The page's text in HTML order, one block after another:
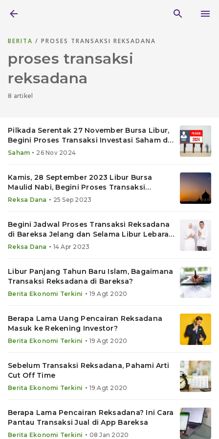
BERITA / PROSES TRANSAKSI REKSADANA
proses transaksi
reksadana
8 artikel
Pilkada Serentak 27 November Bursa Libur,
Begini Proses Transaksi Investasi Saham dan
Reksadana
Saham • 26 Nov 2024
Kamis, 28 September 2023 Libur Bursa
Maulid Nabi, Begini Proses Transaksi
Reksadana di Bareksa
Reksa Dana • 25 Sep 2023
Begini Jadwal Proses Transaksi Reksadana
di Bareksa Jelang dan Selama Libur Lebaran
2023
Reksa Dana • 14 Apr 2023
Libur Panjang Tahun Baru Islam, Bagaimana
Transaksi Reksadana di Bareksa?
Berita Ekonomi Terkini • 19 Agt 2020
Berapa Lama Uang Pencairan Reksadana
Masuk ke Rekening Investor?
Berita Ekonomi Terkini • 19 Agt 2020
Sebelum Transaksi Reksadana, Pahami Arti
Cut Off Time
Berita Ekonomi Terkini • 19 Agt 2020
Berapa Lama Pencairan Reksadana? Ini Cara
Pantau Transaksi Jual di App Bareksa
Berita Ekonomi Terkini • 08 Jan 2020